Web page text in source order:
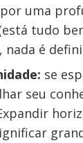
uma
tudo
nada é
se
seu